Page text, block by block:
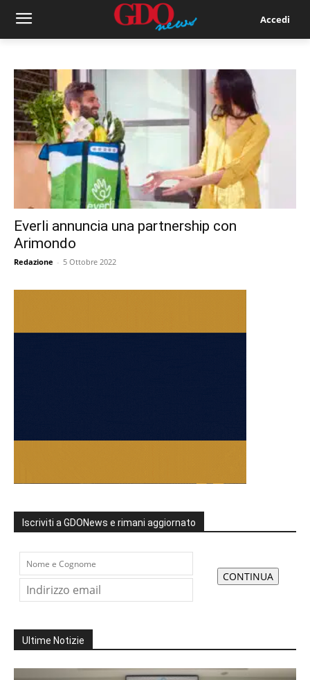
Accedi
Everli annuncia una partnership con
Arimondo
Redazione - 5 Ottobre 2022
Iscriviti a GDONews e rimani aggiornato
Ultime Notizie